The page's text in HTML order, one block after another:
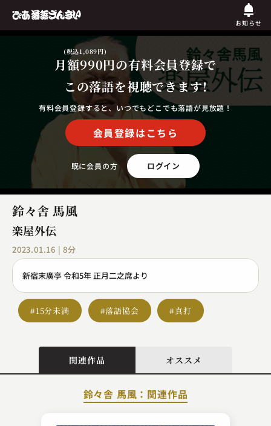
お知らせ
月額990円
(税込1,089円)
の有料会員登録で
この落語を視聴できます!
有料会員登録すると、いつでもどこでも落語が見放題！
会員登録はこちら
既に会員の方 ログイン
鈴々舎 馬風
楽屋外伝
2023.01.16 | 8分
新宿末廣亭 令和5年 正月二之席より
#15分未満 #落語協会 #真打
関連作品 オススメ
鈴々舎 馬風：関連作品